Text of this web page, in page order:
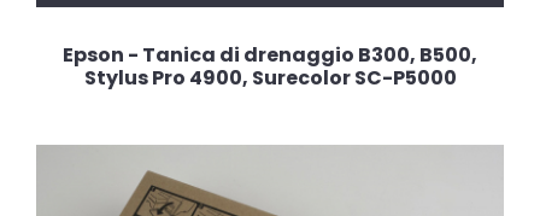
Epson - Tanica di drenaggio B300, B500,
Stylus Pro 4900, Surecolor SC-P5000